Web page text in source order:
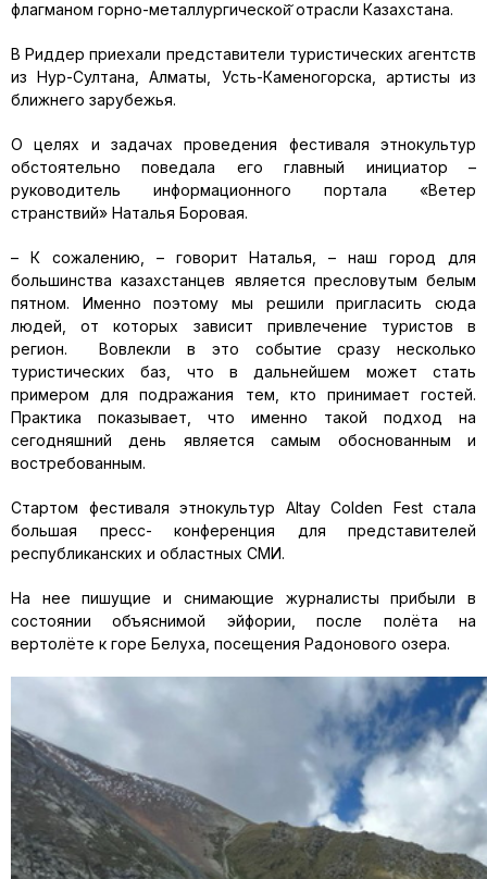
флагманом горно-металлургической̆ отрасли Казахстана.
В Риддер приехали представители туристических агентств
из Нур-Султана, Алматы, Усть-Каменогорска, артисты из
ближнего зарубежья.
О целях и задачах проведения фестиваля этнокультур
обстоятельно поведала его главный инициатор –
руководитель информационного портала «Ветер
странствий» Наталья Боровая.
– К сожалению, – говорит Наталья, – наш город для
большинства казахстанцев является пресловутым белым
пятном. Именно поэтому мы решили пригласить сюда
людей, от которых зависит привлечение туристов в
регион. Вовлекли в это событие сразу несколько
туристических баз, что в дальнейшем может стать
примером для подражания тем, кто принимает гостей.
Практика показывает, что именно такой подход на
сегодняшний день является самым обоснованным и
востребованным.
Стартом фестиваля этнокультур Аltay Colden Fest стала
большая пресс- конференция для представителей
республиканских и областных СМИ.
На нее пишущие и снимающие журналисты прибыли в
состоянии объяснимой эйфории, после полёта на
вертолёте к горе Белуха, посещения Радонового озера.